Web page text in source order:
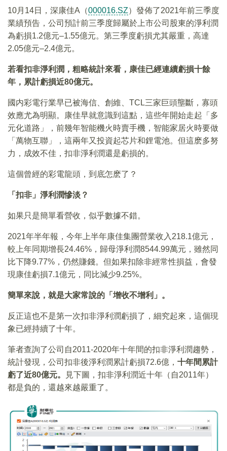
10月14日，深康佳A（000016.SZ）發佈了2021年前三季度
業績預告，公司預計前三季度歸屬於上市公司股東的淨利潤
為虧損1.2億元–1.55億元。第三季度虧損尤其嚴重，高達
2.05億元–2.4億元。
若看扣非淨利潤，粗略統計來看，康佳已經連續虧損十餘
年，累計虧損近80億元。
國内彩電行業早已被海信、創維、TCL三家巨頭壟斷，寡頭
效應尤為明顯。康佳早就意識到這點，這些年開始走起「多
元化道路」，前幾年智能機火時賣手機，智能家居火時要做
「萬物互聯」，這兩年又投資起芯片和鋰電池。但這麽多努
力，成效不佳，扣非淨利潤還是虧損的。
這個曾經的彩電龍頭，到底怎麽了？
「扣非」淨利潤慘淡？
如果只是簡單看營收，似乎數據不錯。
2021年半年報，今年上半年康佳集團營業收入218.1億元，
較上年同期增長24.46%，歸母淨利潤8544.99萬元，雖然同
比下降9.77%，仍然賺錢。但如果扣除非經常性損益，會發
現康佳虧損7.1億元，同比減少9.25%。
簡單來說，就是大家常說的「增收不增利」。
反正這也不是第一次扣非淨利潤虧損了，細究起來，這個現
象已經持續了十年。
筆者查詢了公司自2011-2020年十年間的扣非淨利潤趨勢，
統計發現，公司扣非後淨利潤累計虧損72.6億， 十年間累計
虧了近80億元。
見下圖，扣非淨利潤近十年（自2011年）
都是負的，還越來越嚴重了。